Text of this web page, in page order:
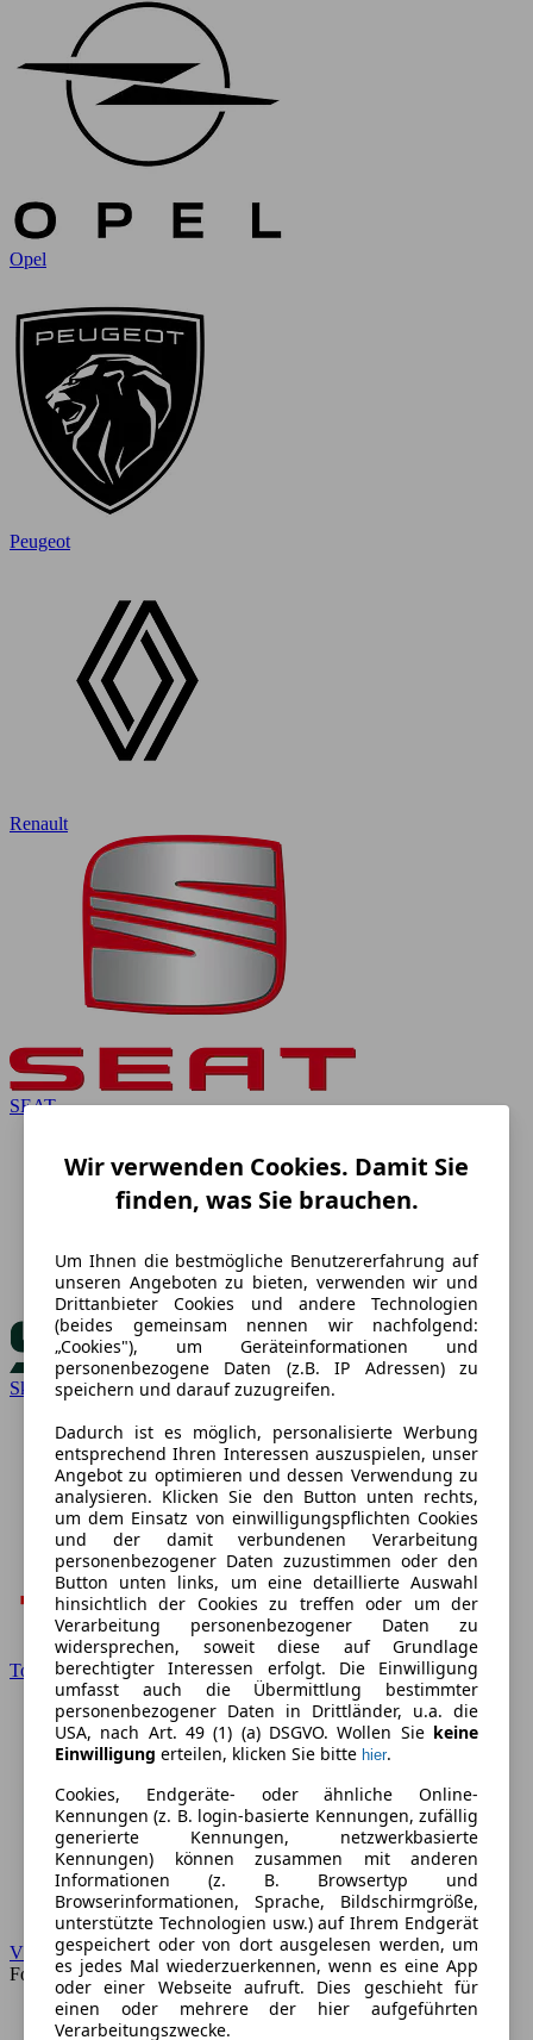
Opel
Peugeot
Renault
SEAT
Skoda
Toyota
VW
Forum
Wir verwenden Cookies. Damit Sie
finden, was Sie brauchen.
Um Ihnen die bestmögliche Benutzererfahrung auf
unseren Angeboten zu bieten, verwenden wir und
Drittanbieter Cookies und andere Technologien
(beides gemeinsam nennen wir nachfolgend:
„Cookies"), um Geräteinformationen und
personenbezogene Daten (z.B. IP Adressen) zu
speichern und darauf zuzugreifen.
Dadurch ist es möglich, personalisierte Werbung
entsprechend Ihren Interessen auszuspielen, unser
Angebot zu optimieren und dessen Verwendung zu
analysieren. Klicken Sie den Button unten rechts,
um dem Einsatz von einwilligungspflichten Cookies
und der damit verbundenen Verarbeitung
personenbezogener Daten zuzustimmen oder den
Button unten links, um eine detaillierte Auswahl
hinsichtlich der Cookies zu treffen oder um der
Verarbeitung personenbezogener Daten zu
widersprechen, soweit diese auf Grundlage
berechtigter Interessen erfolgt. Die Einwilligung
umfasst auch die Übermittlung bestimmter
personenbezogener Daten in Drittländer, u.a. die
USA, nach Art. 49 (1) (a) DSGVO. Wollen Sie keine
Einwilligung erteilen, klicken Sie bitte hier.
Cookies, Endgeräte- oder ähnliche Online-
Kennungen (z. B. login-basierte Kennungen, zufällig
generierte Kennungen, netzwerkbasierte
Kennungen) können zusammen mit anderen
Informationen (z. B. Browsertyp und
Browserinformationen, Sprache, Bildschirmgröße,
unterstützte Technologien usw.) auf Ihrem Endgerät
gespeichert oder von dort ausgelesen werden, um
es jedes Mal wiederzuerkennen, wenn es eine App
oder einer Webseite aufruft. Dies geschieht für
einen oder mehrere der hier aufgeführten
Verarbeitungszwecke.